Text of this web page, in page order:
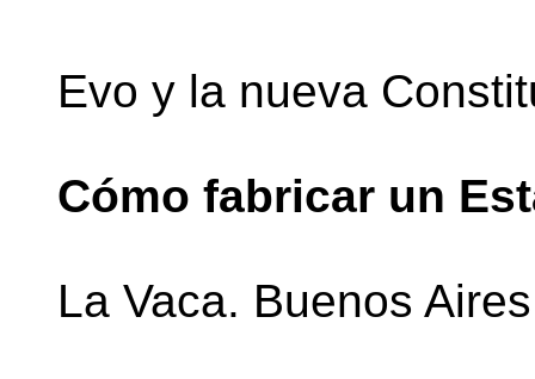
Evo y la nueva
Cómo fabricar un
La Vaca. Buenos